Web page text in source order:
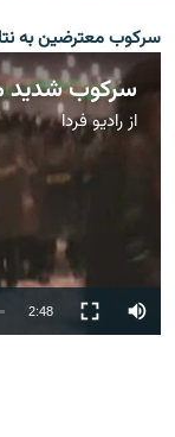
سرکوب معترضین به
ازرادیو فردا
2:48